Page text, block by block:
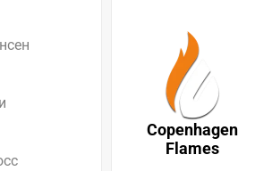
Copenhagen
Flames